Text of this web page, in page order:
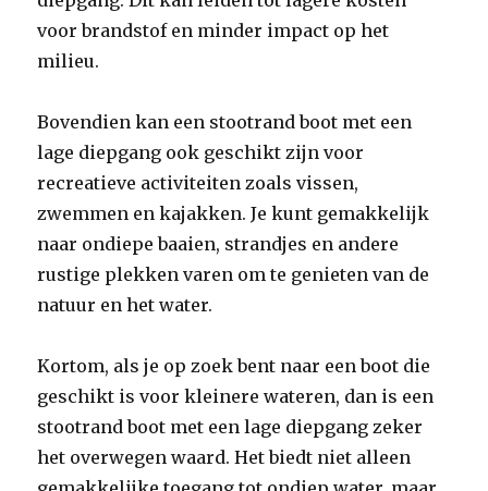
voor brandstof en minder impact op het
milieu.
Bovendien kan een stootrand boot met een
lage diepgang ook geschikt zijn voor
recreatieve activiteiten zoals vissen,
zwemmen en kajakken. Je kunt gemakkelijk
naar ondiepe baaien, strandjes en andere
rustige plekken varen om te genieten van de
natuur en het water.
Kortom, als je op zoek bent naar een boot die
geschikt is voor kleinere wateren, dan is een
stootrand boot met een lage diepgang zeker
het overwegen waard. Het biedt niet alleen